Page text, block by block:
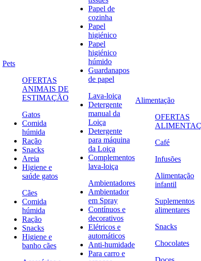
Pets
OFERTAS
ANIMAIS DE
ESTIMAÇÃO
Gatos
Comida
húmida
Ração
Snacks
Areia
Higiene e
saúde gatos
Cães
Comida
húmida
Ração
Snacks
Higiene e
banho cães
Papel de
cozinha
Papel
higiénico
Papel
higiénico
húmido
Guardanapos
de papel
Lava-loiça
Detergente
manual da
Loiça
Detergente
para máquina
da Loiça
Complementos
lava-loiça
Ambientadores
Ambientador
em Spray
Contínuos e
decorativos
Elétricos e
automáticos
Anti-humidade
Para carro e
Alimentação
OFERTAS
Café
Infusões
Alimentação
infantil
Suplementos
alimentares
Snacks
Chocolates